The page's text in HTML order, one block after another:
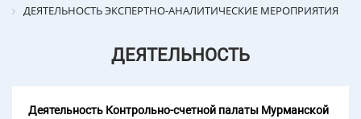
ДЕЯТЕЛЬНОСТЬ ЭКСПЕРТНО-АНАЛИТИЧЕСКИЕ МЕРОПРИЯТИЯ
ДЕЯТЕЛЬНОСТЬ
Деятельность Контрольно-счетной палаты Мурманской